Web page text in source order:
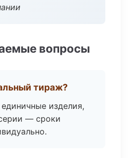
вопросы
тираж?
изделия,
— сроки